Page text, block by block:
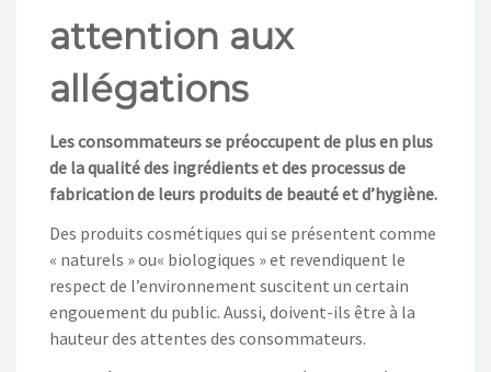
attention aux
allégations
Les consommateurs se préoccupent de plus en plus
de la qualité des ingrédients et des processus de
fabrication de leurs produits de beauté et d’hygiène.
Des produits cosmétiques qui se présentent comme
« naturels » ou« biologiques » et revendiquent le
respect de l’environnement suscitent un certain
engouement du public. Aussi, doivent-ils être à la
hauteur des attentes des consommateurs.